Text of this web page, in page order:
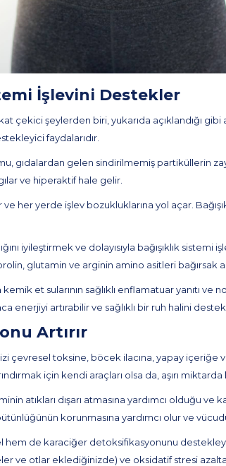
İşlevini Destekler
çekici şeylerden biri, yukarıda açıklandığı
faydalarıdır.
gıdalardan gelen sindirilmemiş partiküllerin
ve hiperaktif hale gelir.
ve her yerde işlev bozukluklarına yol açar.
iyileştirmek ve dolayısıyla bağışıklık
glutamin ve arginin amino asitleri bağırsak
et sularının sağlıklı enflamatuar yanıtı
enerjiyi artırabilir ve sağlıklı bir ruh halini
Artırır
çevresel toksine, böcek ilacına, yapay
için kendi araçları olsa da, aşırı
atıkları dışarı atmasına yardımcı
korunmasına yardımcı olur ve
hem de karaciğer detoksifikasyonunu
ve otlar eklediğinizde) ve oksidatif stresi